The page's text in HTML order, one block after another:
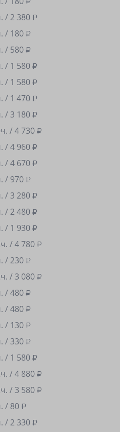
/ 2 380₽
/ 180₽
/ 580₽
/ 1 580₽
/ 1 580₽
/ 1 470₽
/ 3 180₽
/4 730₽
/4 960₽
/4 670₽
/ 970₽
/ 3 280₽
/ 2 480₽
/ 1 930₽
/4 780₽
/ 230₽
/ 3 080₽
/480₽
/480₽
/ 130₽
/ 330₽
/ 1 580₽
/4 880₽
/ 3 580₽
/ 80₽
/ 2 330₽